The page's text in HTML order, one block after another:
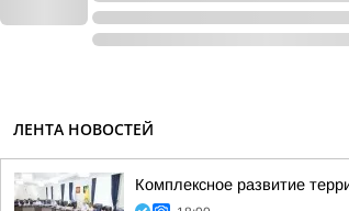
ЛЕНТА НОВОСТЕЙ
Комплексное развитие